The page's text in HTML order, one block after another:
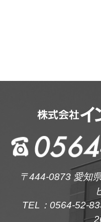
〒444-0873 愛知
TEL：0564-52-